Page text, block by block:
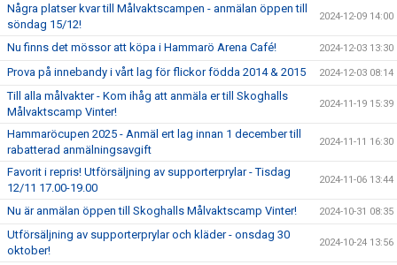
Några platser kvar till Målvaktscampen - anmälan öppen till
söndag 15/12!
2024-12-09 14:00
Nu finns det mössor att köpa i Hammarö Arena Café! 2024-12-03 13:30
Prova på innebandy i vårt lag för flickor födda 2014 & 2015 2024-12-03 08:14
Till alla målvakter - Kom ihåg att anmäla er till Skoghalls
Målvaktscamp Vinter!
2024-11-19 15:39
Hammaröcupen 2025 - Anmäl ert lag innan 1 december till
rabatterad anmälningsavgift
2024-11-11 16:30
Favorit i repris! Utförsäljning av supporterprylar - Tisdag
12/11 17.00-19.00
2024-11-06 13:44
Nu är anmälan öppen till Skoghalls Målvaktscamp Vinter! 2024-10-31 08:35
Utförsäljning av supporterprylar och kläder - onsdag 30
oktober!
2024-10-24 13:56